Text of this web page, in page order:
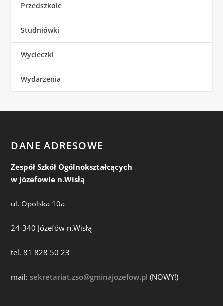
Przedszkole
Studniówki
Wycieczki
Wydarzenia
DANE ADRESOWE
Zespół Szkół Ogólnokształcących
w Józefowie n.Wisłą
ul. Opolska 10a
24-340 Józefów n.Wisłą
tel. 81 828 50 23
mail:sekretariat.zso@gminajozefow.pl (NOWY!)